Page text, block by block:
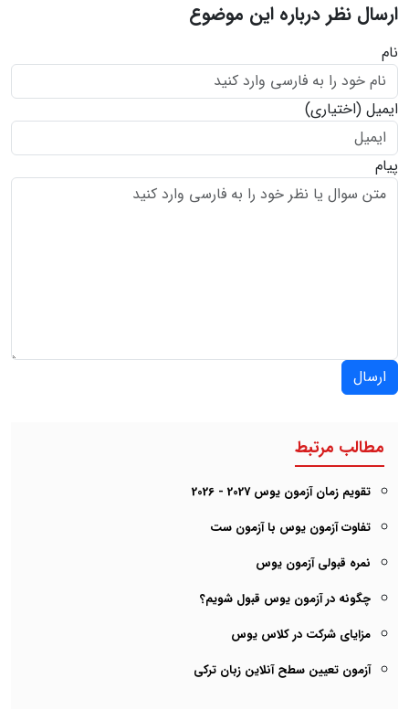
ارسال نظر درباره این موضوع
نام
ایمیل (اختیاری)
پیام
ارسال
مطالب مرتبط
تقویم زمان آزمون یوس 2027 - 2026
تفاوت آزمون یوس با آزمون ست
نمره قبولی آزمون یوس
چگونه در آزمون یوس قبول شویم؟
مزایای شرکت در کلاس یوس
آزمون تعیین سطح آنلاین زبان ترکی